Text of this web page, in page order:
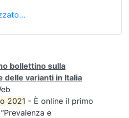
bollettino sulla
delle varianti in Italia
2021 - È online il primo
e